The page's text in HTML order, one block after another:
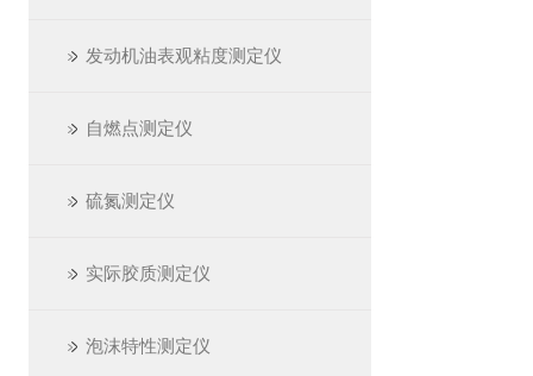
发动机油表观粘度测定仪
自燃点测定仪
硫氮测定仪
实际胶质测定仪
泡沫特性测定仪